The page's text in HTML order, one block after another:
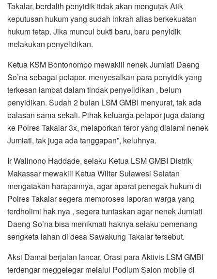
Takalar, berdalih penyidik tidak akan mengutak Atik
keputusan hukum yang sudah inkrah alias berkekuatan
hukum tetap. Jika muncul bukti baru, baru penyidik
melakukan penyelidikan.
Ketua KSM Bontonompo mewakili nenek Jumiati Daeng
So’na sebagai pelapor, menyesalkan para penyidik yang
terkesan lambat dalam tindak penyelidikan , belum
penyidikan. Sudah 2 bulan LSM GMBI menyurat, tak ada
balasan sama sekali. Pihak keluarga pelapor juga datang
ke Polres Takalar 3x, melaporkan teror yang dialami nenek
Jumiati, tak juga ada tanggapan”, keluhnya.
Ir Walinono Haddade, selaku Ketua LSM GMBI Distrik
Makassar mewakili Ketua Wilter Sulawesi Selatan
mengatakan harapannya, agar aparat penegak hukum di
Polres Takalar segera memproses laporan warga yang
terdholimi hak nya , segera tuntaskan agar nenek Jumiati
Daeng So’na bisa menikmati haknya selaku pemenang
sengketa lahan di desa Sawakung Takalar tersebut.
Aksi Damai berjalan lancar, Orasi para Aktivis LSM GMBI
terdengar meggelegar melalui Podium Salon mobile di